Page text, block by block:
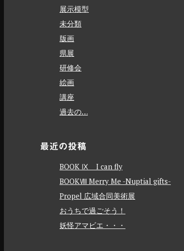
展示模型
未分類
版画
県展
研修会
絵画
講座
過去の…
最近の投稿
BOOK Ⅸ I can fly
BOOKⅧ Merry Me -Nuptial gifts-
Propel 広域合同美術展
おうちで過ごそう！
妖怪アマビエ・・・